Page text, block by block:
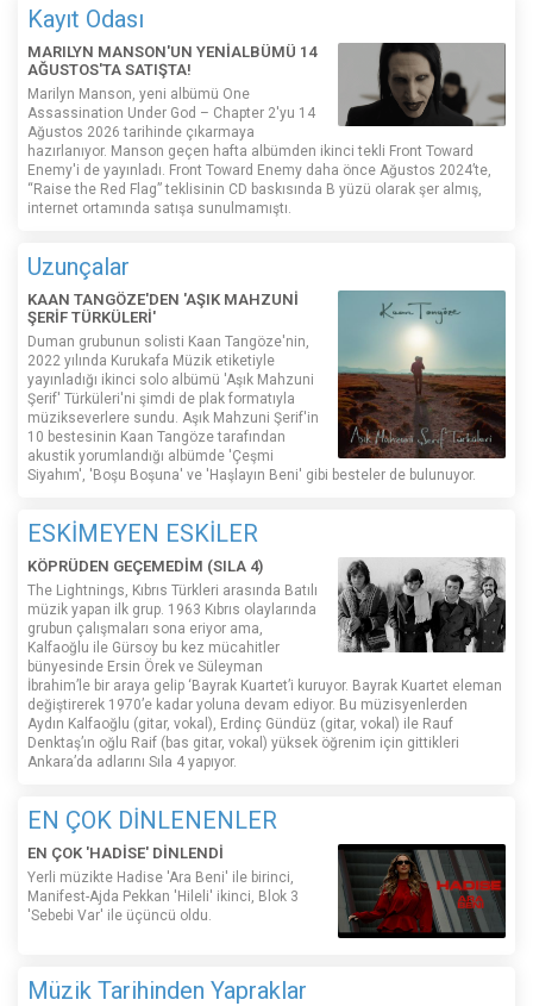
Kayıt Odası
MARILYN MANSON'UN YENİALBÜMÜ 14
AĞUSTOS'TA SATIŞTA!
Marilyn Manson, yeni albümü One
Assassination Under God – Chapter 2'yu 14
Ağustos 2026 tarihinde çıkarmaya
hazırlanıyor. Manson geçen hafta albümden ikinci tekli Front Toward
Enemy'i de yayınladı. Front Toward Enemy daha önce Ağustos 2024’te,
“Raise the Red Flag” teklisinin CD baskısında B yüzü olarak şer almış,
internet ortamında satışa sunulmamıştı.
Uzunçalar
KAAN TANGÖZE'DEN 'AŞIK MAHZUNİ
ŞERİF TÜRKÜLERİ'
Duman grubunun solisti Kaan Tangöze'nin,
2022 yılında Kurukafa Müzik etiketiyle
yayınladığı ikinci solo albümü 'Aşık Mahzuni
Şerif' Türküleri'ni şimdi de plak formatıyla
müzikseverlere sundu. Aşık Mahzuni Şerif'in
10 bestesinin Kaan Tangöze tarafından
akustik yorumlandığı albümde 'Çeşmi
Siyahım', 'Boşu Boşuna' ve 'Haşlayın Beni' gibi besteler de bulunuyor.
ESKİMEYEN ESKİLER
KÖPRÜDEN GEÇEMEDİM (SILA 4)
The Lightnings, Kıbrıs Türkleri arasında Batılı
müzik yapan ilk grup. 1963 Kıbrıs olaylarında
grubun çalışmaları sona eriyor ama,
Kalfaoğlu ile Gürsoy bu kez mücahitler
bünyesinde Ersin Örek ve Süleyman
İbrahim’le bir araya gelip ‘Bayrak Kuartet’i kuruyor. Bayrak Kuartet eleman
değiştirerek 1970’e kadar yoluna devam ediyor. Bu müzisyenlerden
Aydın Kalfaoğlu (gitar, vokal), Erdinç Gündüz (gitar, vokal) ile Rauf
Denktaş’ın oğlu Raif (bas gitar, vokal) yüksek öğrenim için gittikleri
Ankara’da adlarını Sıla 4 yapıyor.
EN ÇOK DİNLENENLER
EN ÇOK 'HADİSE' DİNLENDİ
Yerli müzikte Hadise 'Ara Beni' ile birinci,
Manifest-Ajda Pekkan 'Hileli' ikinci, Blok 3
'Sebebi Var' ile üçüncü oldu.
Müzik Tarihinden Yapraklar